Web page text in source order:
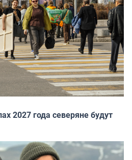
2027 года северяне будут